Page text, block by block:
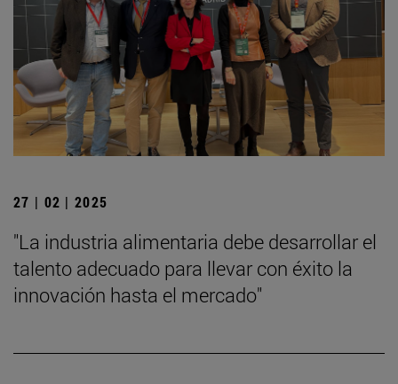
27 | 02 | 2025
"La industria alimentaria debe desarrollar el
talento adecuado para llevar con éxito la
innovación hasta el mercado"